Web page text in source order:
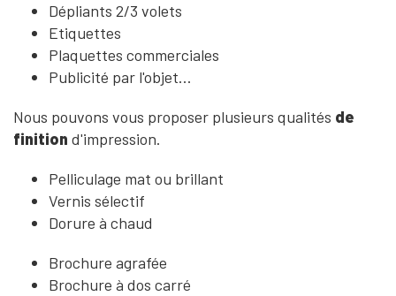
Dépliants 2/3 volets
Etiquettes
Plaquettes commerciales
Publicité par l'objet...
Nous pouvons vous proposer plusieurs qualités de
finition d'impression.
Pelliculage mat ou brillant
Vernis sélectif
Dorure à chaud
Brochure agrafée
Brochure à dos carré